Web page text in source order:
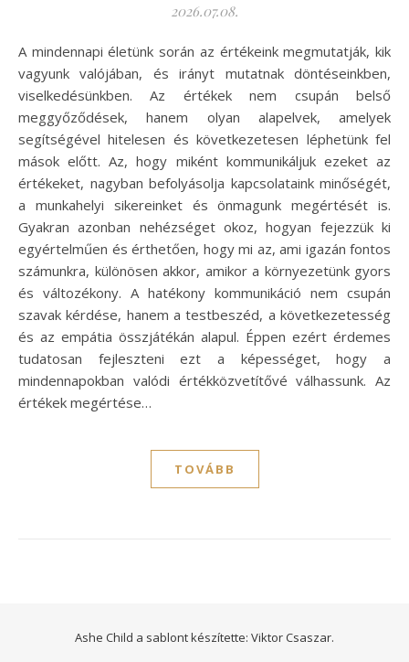
2026.07.08.
A mindennapi életünk során az értékeink megmutatják, kik
vagyunk valójában, és irányt mutatnak döntéseinkben,
viselkedésünkben. Az értékek nem csupán belső
meggyőződések, hanem olyan alapelvek, amelyek
segítségével hitelesen és következetesen léphetünk fel
mások előtt. Az, hogy miként kommunikáljuk ezeket az
értékeket, nagyban befolyásolja kapcsolataink minőségét,
a munkahelyi sikereinket és önmagunk megértését is.
Gyakran azonban nehézséget okoz, hogyan fejezzük ki
egyértelműen és érthetően, hogy mi az, ami igazán fontos
számunkra, különösen akkor, amikor a környezetünk gyors
és változékony. A hatékony kommunikáció nem csupán
szavak kérdése, hanem a testbeszéd, a következetesség
és az empátia összjátékán alapul. Éppen ezért érdemes
tudatosan fejleszteni ezt a képességet, hogy a
mindennapokban valódi értékközvetítővé válhassunk. Az
értékek megértése…
TOVÁBB
Ashe Child a sablont készítette: Viktor Csaszar.